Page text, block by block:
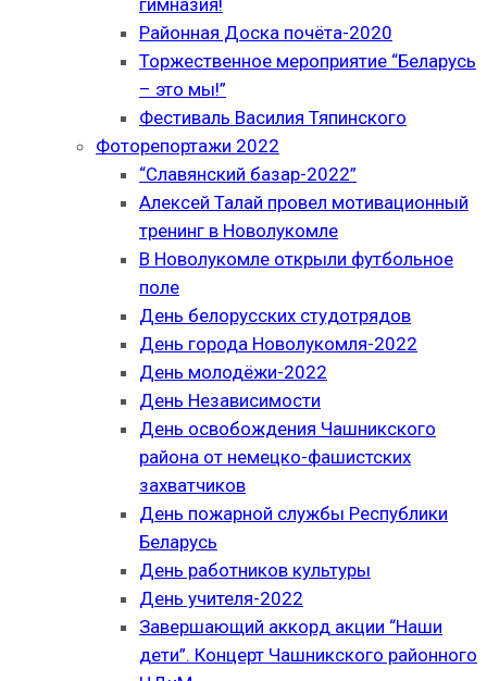
гимназия!
Районная Доска почёта-2020
Торжественное мероприятие “Беларусь
– это мы!”
Фестиваль Василия Тяпинского
Фоторепортажи 2022
“Славянский базар-2022”
Алексей Талай провел мотивационный
тренинг в Новолукомле
В Новолукомле открыли футбольное
поле
День белорусских студотрядов
День города Новолукомля-2022
День молодёжи-2022
День Независимости
День освобождения Чашникского
района от немецко-фашистских
захватчиков
День пожарной службы Республики
Беларусь
День работников культуры
День учителя-2022
Завершающий аккорд акции “Наши
дети”. Концерт Чашникского районного